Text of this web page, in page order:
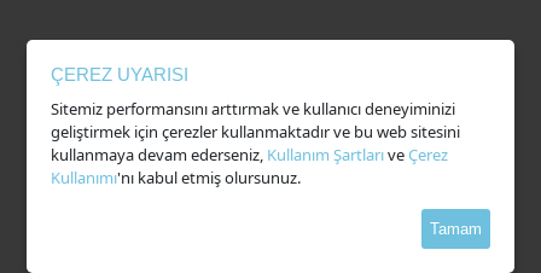
Çerez Kullanımı
Kullanım Şartları
ÇEREZ UYARISI
Sitemiz performansını arttırmak ve kullanıcı deneyiminizi
geliştirmek için çerezler kullanmaktadır ve bu web sitesini
kullanmaya devam ederseniz, Kullanım ŞartlarıveÇerez
Kullanımı'nı kabul etmiş olursunuz.
Tamam